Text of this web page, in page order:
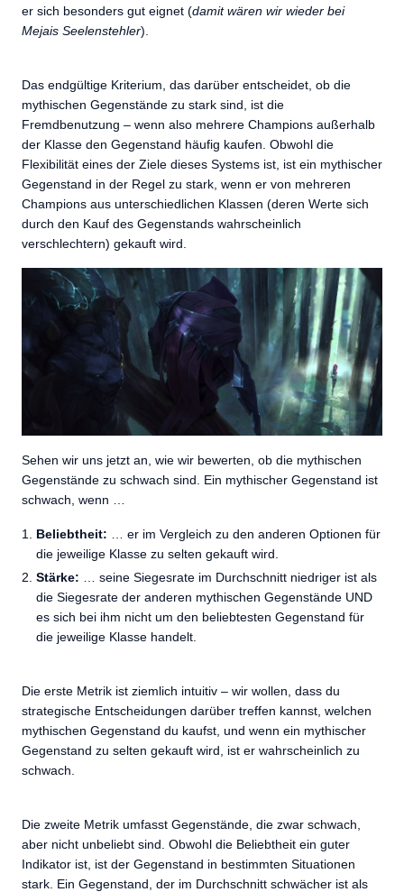
er sich besonders gut eignet (damit wären wir wieder bei
Mejais Seelenstehler).
Das endgültige Kriterium, das darüber entscheidet, ob die
mythischen Gegenstände zu stark sind, ist die
Fremdbenutzung – wenn also mehrere Champions außerhalb
der Klasse den Gegenstand häufig kaufen. Obwohl die
Flexibilität eines der Ziele dieses Systems ist, ist ein mythischer
Gegenstand in der Regel zu stark, wenn er von mehreren
Champions aus unterschiedlichen Klassen (deren Werte sich
durch den Kauf des Gegenstands wahrscheinlich
verschlechtern) gekauft wird.
Sehen wir uns jetzt an, wie wir bewerten, ob die mythischen
Gegenstände zu schwach sind. Ein mythischer Gegenstand ist
schwach, wenn …
Beliebtheit: … er im Vergleich zu den anderen Optionen für
die jeweilige Klasse zu selten gekauft wird.
Stärke: … seine Siegesrate im Durchschnitt niedriger ist als
die Siegesrate der anderen mythischen Gegenstände UND
es sich bei ihm nicht um den beliebtesten Gegenstand für
die jeweilige Klasse handelt.
Die erste Metrik ist ziemlich intuitiv – wir wollen, dass du
strategische Entscheidungen darüber treffen kannst, welchen
mythischen Gegenstand du kaufst, und wenn ein mythischer
Gegenstand zu selten gekauft wird, ist er wahrscheinlich zu
schwach.
Die zweite Metrik umfasst Gegenstände, die zwar schwach,
aber nicht unbeliebt sind. Obwohl die Beliebtheit ein guter
Indikator ist, ist der Gegenstand in bestimmten Situationen
stark. Ein Gegenstand, der im Durchschnitt schwächer ist als